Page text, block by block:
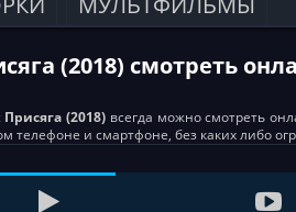
(2018) смотреть
Присяга (2018) всегда можно смотреть
телефоне и смартфоне, без каких либо